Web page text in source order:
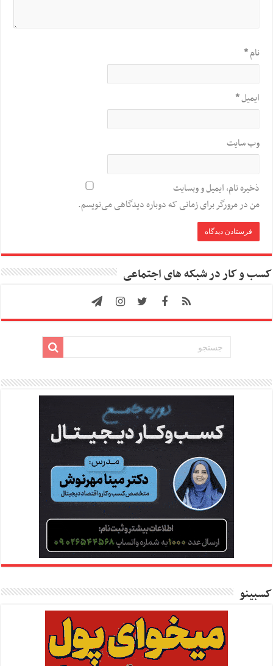
نام*
ایمیل*
وب‌ سایت
ذخیره نام، ایمیل و وبسایت
من در مرورگر برای زمانی که دوباره دیدگاهی می‌نویسم.
کسب و کار در شبکه های اجتماعی
کسبینو